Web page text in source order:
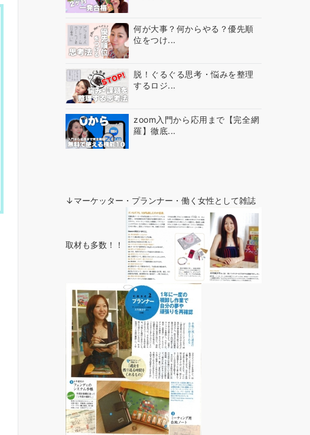
何が大事？何からやる？優先順
位をつけ...
脱！ぐるぐる思考・悩みを整理
するロジ...
zoom入門から応用まで【完全網
羅】徹底...
↓マーケッター・プランナー・働く女性として雑誌
取材も多数！！